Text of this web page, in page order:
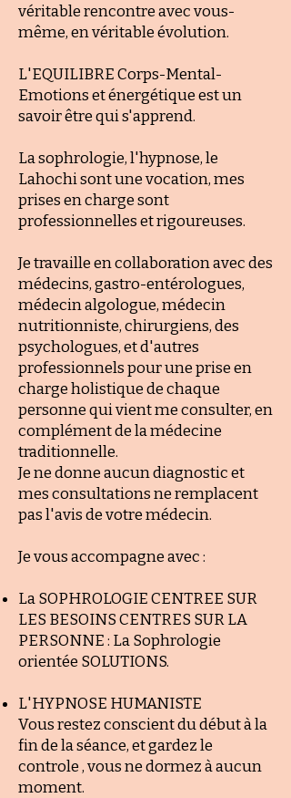
véritable rencontre avec vous-
même, en véritable évolution.
L'EQUILIBRE Corps-Mental-
Emotions et énergétique est un
savoir être qui s'apprend.
La sophrologie, l'hypnose, le
Lahochi sont une vocation, mes
prises en charge sont
professionnelles et rigoureuses.
Je travaille en collaboration avec des
médecins, gastro-entérologues,
médecin algologue, médecin
nutritionniste, chirurgiens, des
psychologues, et d'autres
professionnels pour une prise en
charge holistique de chaque
personne qui vient me consulter, en
complément de la médecine
traditionnelle.
Je ne donne aucun diagnostic et
mes consultations ne remplacent
pas l'avis de votre médecin.
​Je vous accompagne avec :
La SOPHROLOGIE CENTREE SUR
LES BESOINS CENTRES SUR LA
PERSONNE : La Sophrologie
orientée SOLUTIONS.
L'HYPNOSE HUMANISTE
Vous restez conscient du début à la
fin de la séance, et gardez le
controle , vous ne dormez à aucun
moment.